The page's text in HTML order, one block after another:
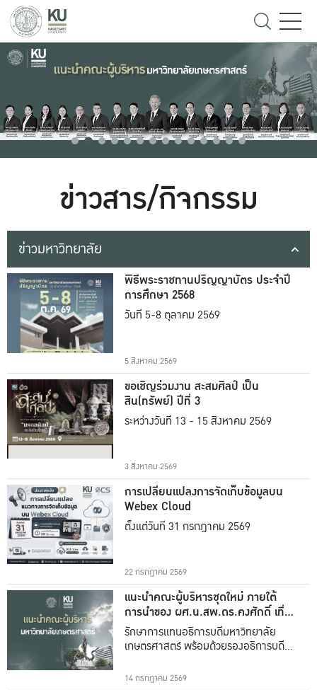
ข่าวสาร/กิจกรรม
ข่าวมหาวิทยาลัย
พิธีพระราชทานปริญญาบัตร ประจำปี
การศึกษา 2568
วันที่ 5-8 ตุลาคม 2569
5 สิงหาคม 2569
ขอเชิญร่วมงาน สะสมศิลป์ เป็น
สิน(ทรัพย์) ปีที่ 3
ระหว่างวันที่ 13 - 15 สิงหาคม 2569
3 สิงหาคม 2569
การเปลี่ยนแปลงการจัดเก็บข้อมูลบน
Webex Cloud
ตั้งแต่วันที่ 31 กรกฎาคม 2569
22 กรกฎาคม 2569
แนะนำคณะผู้บริหารชุดใหม่ ภายใต้
การนำของ ผศ.น.สพ.ดร.คงศักดิ์ เที่ยง
ธรรม
รักษาการแทนอธิการบดีมหาวิทยาลัย
เกษตรศาสตร์ พร้อมด้วยรองอธิการบดีทั้ง
14 กรกฎาคม 2569